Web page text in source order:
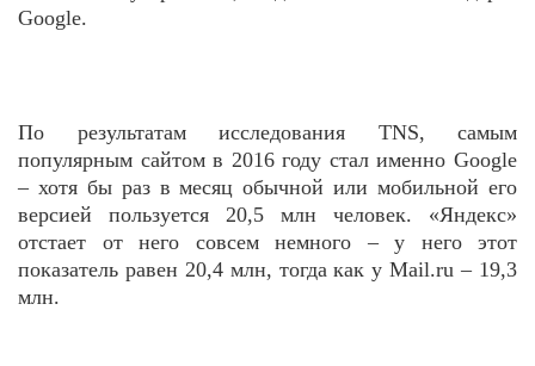
Google.
По результатам исследования TNS, самым
популярным сайтом в 2016 году стал именно Google
– хотя бы раз в месяц обычной или мобильной его
версией пользуется 20,5 млн человек. «Яндекс»
отстает от него совсем немного – у него этот
показатель равен 20,4 млн, тогда как у Mail.ru – 19,3
млн.